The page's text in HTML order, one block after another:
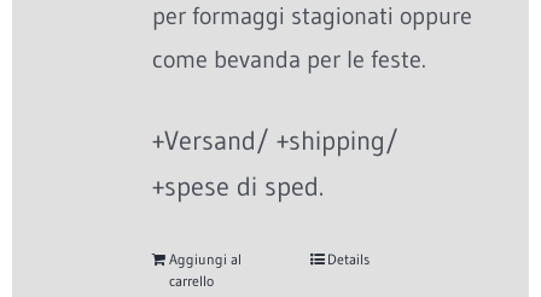
per formaggi stagionati oppure
come bevanda per le feste.
+Versand/ +shipping/
+spese di sped.
Aggiungi al
carrello
Details